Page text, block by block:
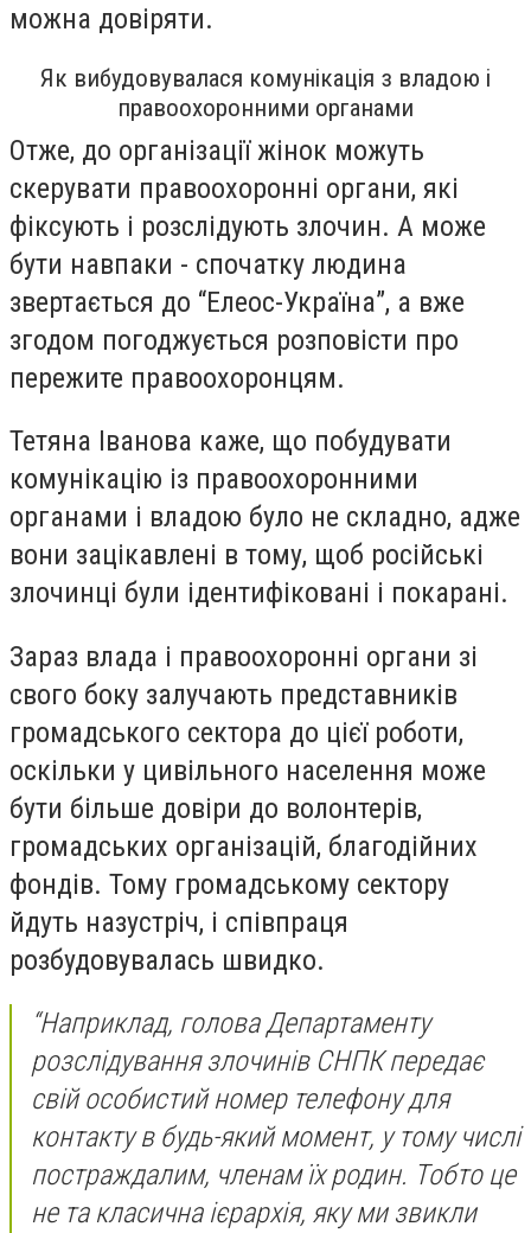
можна довіряти.
Як вибудовувалася комунікація з владою і
правоохоронними органами
Отже, до організації жінок можуть
скерувати правоохоронні органи, які
фіксують і розслідують злочин. А може
бути навпаки - спочатку людина
звертається до “Елеос-Україна”, а вже
згодом погоджується розповісти про
пережите правоохоронцям.
Тетяна Іванова каже, що побудувати
комунікацію із правоохоронними
органами і владою було не складно, адже
вони зацікавлені в тому, щоб російські
злочинці були ідентифіковані і покарані.
Зараз влада і правоохоронні органи зі
свого боку залучають представників
громадського сектора до цієї роботи,
оскільки у цивільного населення може
бути більше довіри до волонтерів,
громадських організацій, благодійних
фондів. Тому громадському сектору
йдуть назустріч, і співпраця
розбудовувалась швидко.
“Наприклад, голова Департаменту
розслідування злочинів СНПК передає
свій особистий номер телефону для
контакту в будь-який момент, у тому числі
постраждалим, членам їх родин. Тобто це
не та класична ієрархія, яку ми звикли